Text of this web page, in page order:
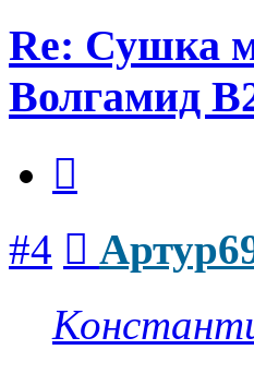
Re: Сушка
Волгамид
#4